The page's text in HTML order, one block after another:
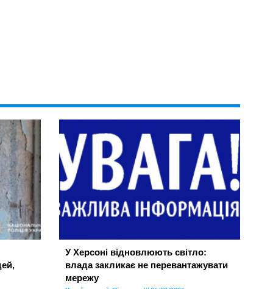
У Херсоні відновлюють світло:
влада закликає не перевантажувати
мережу